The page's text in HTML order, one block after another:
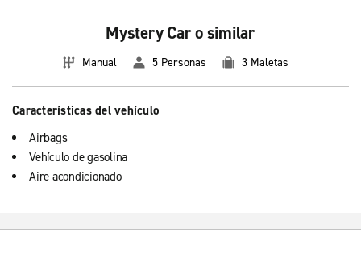
Mystery Car o similar
Manual 5 Personas 3 Maletas
Características del vehículo
Airbags
Vehículo de gasolina
Aire acondicionado